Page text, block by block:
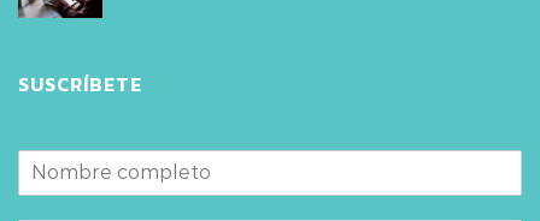
SUSCRÍBETE